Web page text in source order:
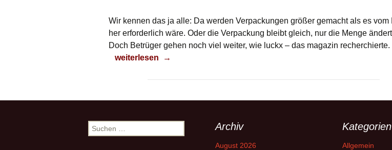
Wir kennen das ja alle: Da werden Verpackungen größer gemacht als es vom
her erforderlich wäre. Oder die Verpackung bleibt gleich, nur die Menge
Doch Betrüger gehen noch viel weiter, wie luckx – das magazin recherchierte.
Lebensmittelbetrug
weiterlesen →
Suchen
nach:
Archiv
August 2026
Kategorien
Allgemein